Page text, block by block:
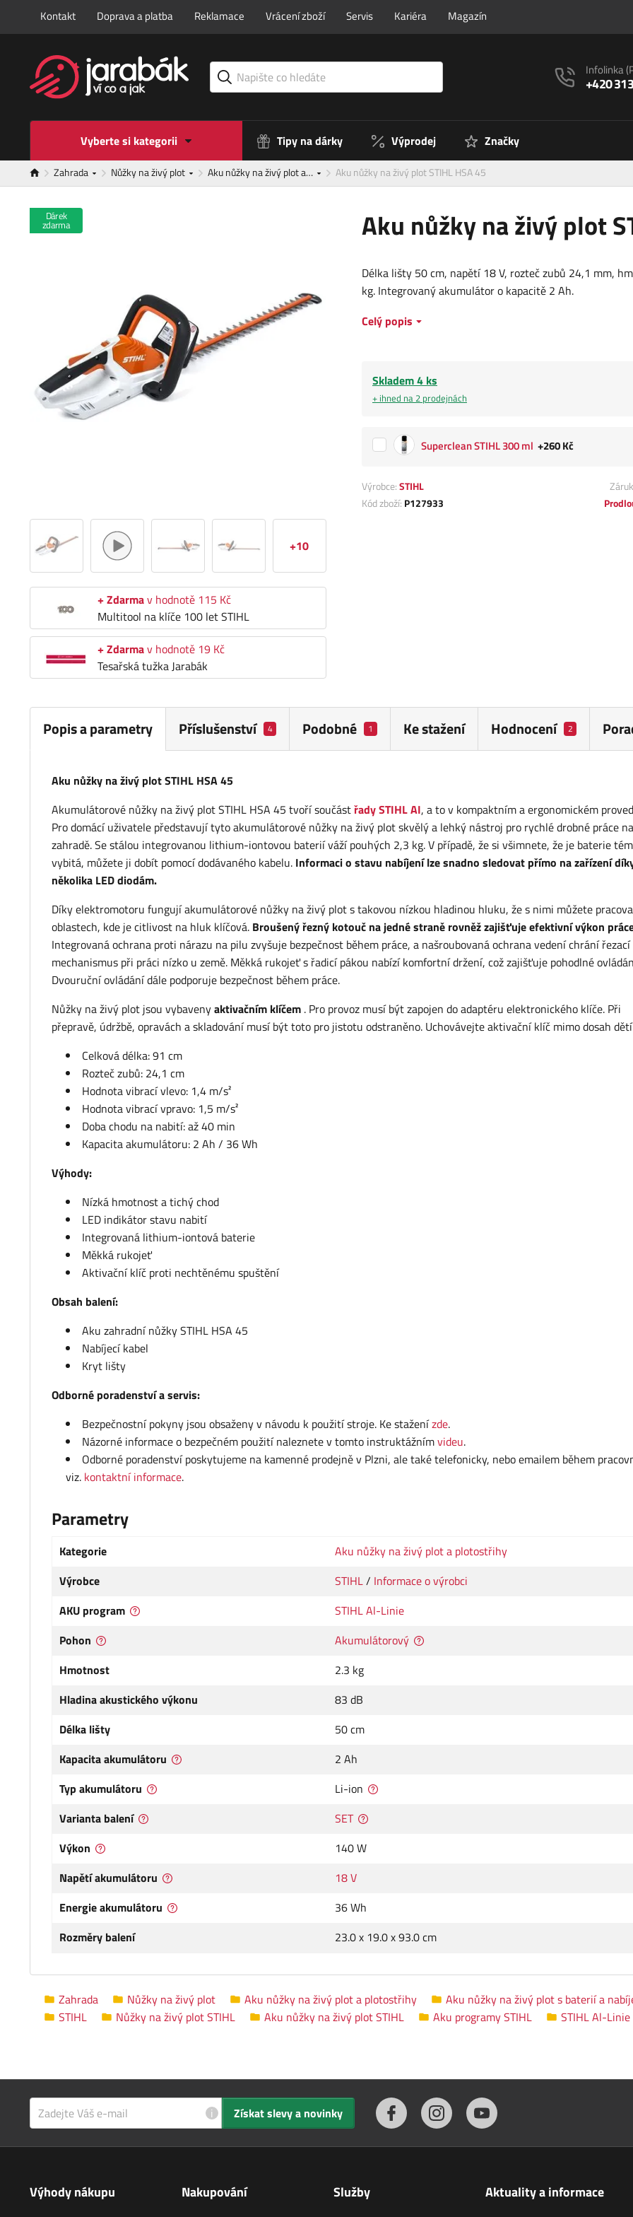
Kontakt Doprava a platba Reklamace Vrácení zboží Servis Kariéra Magazín
Infolinka
+420
Vyberte si kategorii Tipy na dárky Výprodej Značky
Zahrada Nůžky na živý plot Aku nůžky na živý plot a… Aku nůžky na živý plot STIHL HSA 45
Aku nůžky na živý plot
Dárek
zdarma
+10
+ Zdarmav hodnotě 115 Kč
Multitool na klíče 100 let STIHL
+ Zdarmav hodnotě 19 Kč
Tesařská tužka Jarabák
Délka lišty 50 cm, napětí 18 V, rozteč zubů 24,1 mm,
kg. Integrovaný akumulátor o kapacitě 2 Ah.
Celý popis
Skladem 4 ks
+ ihned na 2 prodejnách
Superclean STIHL 300 ml +260 Kč
Výrobce:STIHL
Kód zboží: P127933
Popis a parametry Příslušenství 4 Podobné 1 Ke stažení Hodnocení 2
Aku nůžky na živý plot STIHL HSA 45
Akumulátorové nůžky na živý plot STIHL HSA 45 tvoří součástřady STIHL AI, a to v kompaktním a ergonomickém
Pro domácí uživatele představují tyto akumulátorové nůžky na živý plot skvělý a lehký nástroj pro rychlé drobné práce na
zahradě. Se stálou integrovanou lithium-iontovou baterií váží pouhých 2,3 kg. V případě, že si všimnete, že je baterie
vybitá, můžete ji dobít pomocí dodávaného kabelu. Informaci o stavu nabíjení lze snadno sledovat přímo na zařízení
několika LED diodám.
Díky elektromotoru fungují akumulátorové nůžky na živý plot s takovou nízkou hladinou hluku, že s nimi můžete
oblastech, kde je citlivost na hluk klíčová. Broušený řezný kotouč na jedné straně rovněž zajišťuje efektivní výkon
Integrovaná ochrana proti nárazu na pilu zvyšuje bezpečnost během práce, a našroubovaná ochrana vedení chrání řezací
mechanismus při práci nízko u země. Měkká rukojeť s řadicí pákou nabízí komfortní držení, což zajišťuje pohodlné
Dvouruční ovládání dále podporuje bezpečnost během práce.
Nůžky na živý plot jsou vybavenyaktivačním klíčem . Pro provoz musí být zapojen do adaptéru elektronického klíče. Při
přepravě, údržbě, opravách a skladování musí být toto pro jistotu odstraněno. Uchovávejte aktivační klíč mimo dosah
Celková délka: 91 cm
Rozteč zubů: 24,1 cm
Hodnota vibrací vlevo: 1,4 m/s²
Hodnota vibrací vpravo: 1,5 m/s²
Doba chodu na nabití: až 40 min
Kapacita akumulátoru: 2 Ah / 36 Wh
Výhody:
Nízká hmotnost a tichý chod
LED indikátor stavu nabití
Integrovaná lithium-iontová baterie
Měkká rukojeť
Aktivační klíč proti nechtěnému spuštění
Obsah balení:
Aku zahradní nůžky STIHL HSA 45
Nabíjecí kabel
Kryt lišty
Odborné poradenství a servis:
Bezpečnostní pokyny jsou obsaženy v návodu k použití stroje. Ke staženízde.
Názorné informace o bezpečném použití naleznete v tomto instruktážnímvideu.
Odborné poradenství poskytujeme na kamenné prodejně v Plzni, ale také telefonicky, nebo emailem během
viz. kontaktní informace.
Parametry
Kategorie
Aku nůžky na živý plot a plotostřihy
Výrobce
STIHL/ Informace o výrobci
AKU program
STIHL Al-Linie
Pohon
Akumulátorový
Hmotnost
2.3 kg
Hladina akustického výkonu
83 dB
Délka lišty
50 cm
Kapacita akumulátoru
2 Ah
Typ akumulátoru
Li-ion
Varianta balení
SET
Výkon
140 W
Napětí akumulátoru
18 V
Energie akumulátoru
36 Wh
Rozměry balení
23.0 x 19.0 x 93.0 cm
Zahrada Nůžky na živý plot Aku nůžky na živý plot a plotostřihy
Aku nůžky na živý plot s baterií a
STIHL
Nůžky na živý plot STIHL Aku nůžky na živý plot STIHL Aku programy STIHL STIHL Al-Linie
i Získat slevy a novinky
Výhody nákupu Nakupování Služby Aktuality a informace